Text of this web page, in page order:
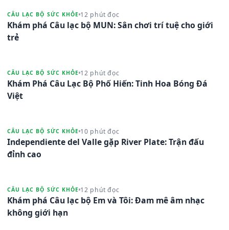
CÂU LẠC BỘ SỨC KHỎE 12 phút đọc
Khám phá Câu lạc bộ MUN: Sân chơi trí tuệ cho giới
trẻ
CÂU LẠC BỘ SỨC KHỎE 12 phút đọc
Khám Phá Câu Lạc Bộ Phố Hiến: Tinh Hoa Bóng Đá
Việt
CÂU LẠC BỘ SỨC KHỎE 10 phút đọc
Independiente del Valle gặp River Plate: Trận đấu
đỉnh cao
CÂU LẠC BỘ SỨC KHỎE 12 phút đọc
Khám phá Câu lạc bộ Em và Tôi: Đam mê âm nhạc
không giới hạn